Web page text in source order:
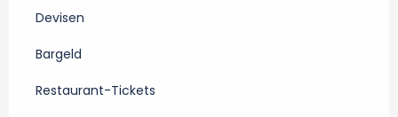
Devisen
Bargeld
Restaurant-Tickets